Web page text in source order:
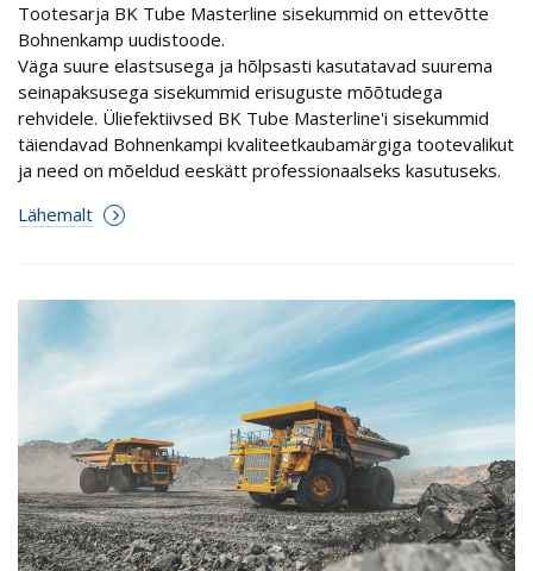
Tootesarja BK Tube Masterline sisekummid on ettevõtte
Bohnenkamp uudistoode.
Väga suure elastsusega ja hõlpsasti kasutatavad suurema
seinapaksusega sisekummid erisuguste mõõtudega
rehvidele. Üliefektiivsed BK Tube Masterline'i sisekummid
täiendavad Bohnenkampi kvaliteetkaubamärgiga tootevalikut
ja need on mõeldud eeskätt professionaalseks kasutuseks.
Lähemalt